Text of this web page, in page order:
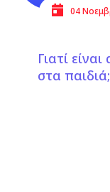
04
Γιατί
στα